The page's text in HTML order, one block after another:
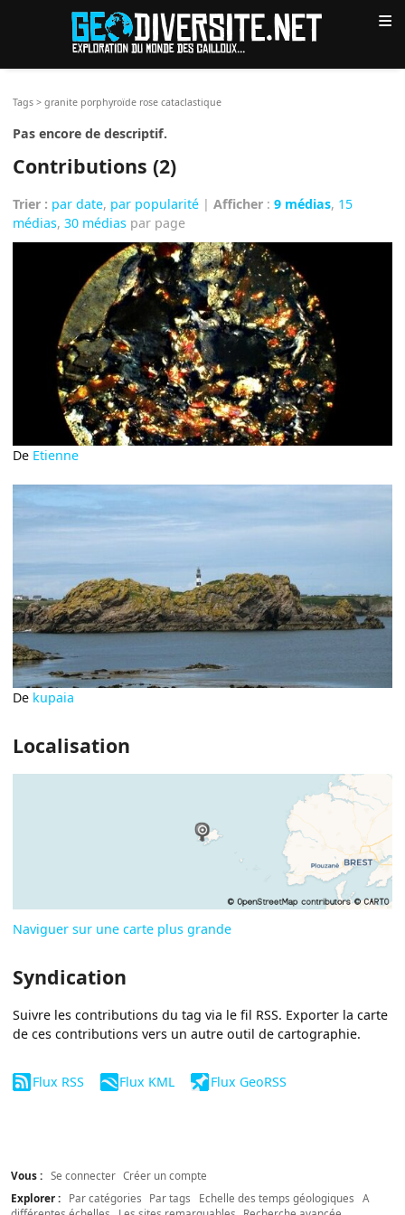
≡
Tags >granite porphyroïde rose cataclastique
Pas encore de descriptif.
Contributions (2)
Trier : par date, par popularité |Afficher :9 médias, 15
médias,30 médias par page
De Etienne
De kupaia
Localisation
Naviguer sur une carte plus grande
Syndication
Suivre les contributions du tag via le fil RSS. Exporter la carte
de ces contributions vers un autre outil de cartographie.
Flux RSS Flux KML Flux GeoRSS
Vous : Se connecter Créer un compte
Explorer :
Par catégories Par tags Echelle des temps géologiques
A